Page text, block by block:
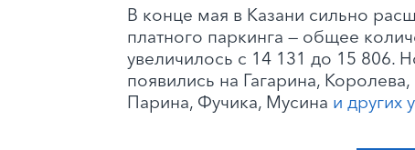
В конце мая в Казани сильно
платного паркинга — общее
увеличилось с 14 131 до 15 806.
появились на Гагарина,
Парина, Фучика, Мусина и других